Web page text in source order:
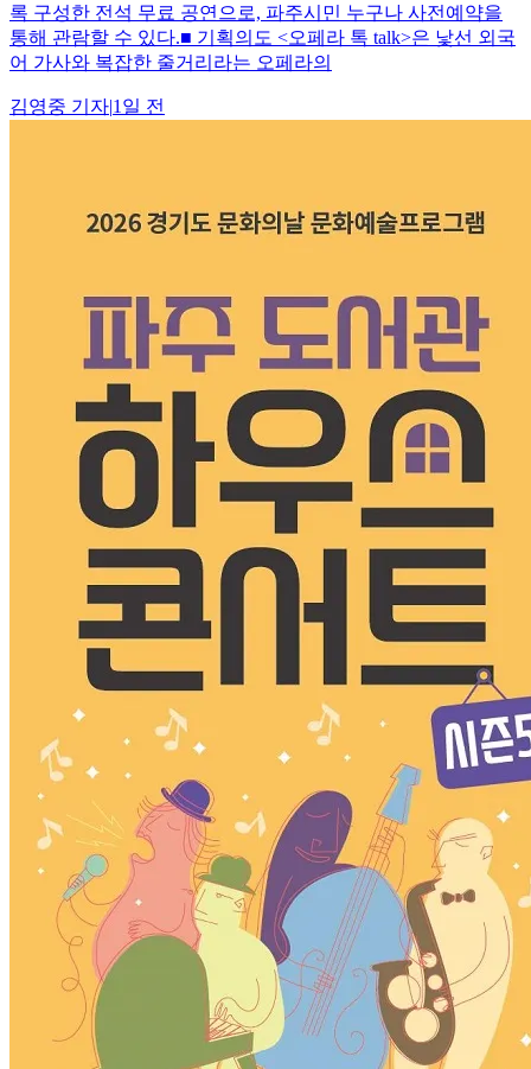
록 구성한 전석 무료 공연으로, 파주시민 누구나 사전예약을
통해 관람할 수 있다.■ 기획의도 <오페라 톡 talk>은 낯선 외국
어 가사와 복잡한 줄거리라는 오페라의
김영중 기자|1일 전